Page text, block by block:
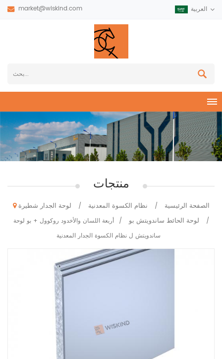
market@wiskind.com العربية
منتجات
الصفحة الرئيسية / نظام الكسوة المعدنية / لوحة الجدار شطيرة
/ لوحة الحائط ساندويتش بو /
أربعة اللسان والأخدود روكوول + بو لوحة
ساندويتش ل نظام الكسوة الجدار المعدنية